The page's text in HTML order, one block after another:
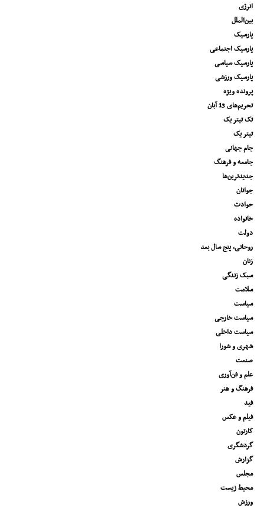
انرژی
بین‌الملل
پارسیک
پارسیک اجتماعی
پارسیک سیاسی
پارسیک ورزشی
پرونده ویژه
تحریم‌های 13 آبان
تک تیتر یک
تیتر یک
جام جهانی
جامعه و فرهنگ
جدیدترین‌ها
جوانان
حوادث
خانواده
دولت
روحانی، پنج سال بعد
زنان
سبک زندگی
سلامت
سیاست
سیاست خارجی
سیاست داخلی
شهری و شورا
صنعت
علم و فن‌آوری
فرهنگ و هنر
فید
فیلم و عکس
کارتون
گردشگری
گزارش
مجلس
محیط زیست
ورزش